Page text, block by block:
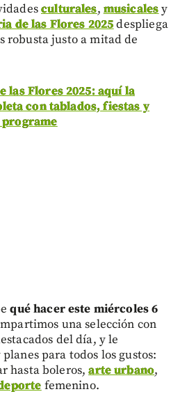
culturales, musicalesy
de las Flores 2025despliega
robusta justo a mitad de
las Flores 2025: aquí la
con tablados, fiestas y
programe
qué hacer este miércoles 6
una selección con
del día, y le
para todos los gustos:
hasta boleros,arte urbano,
femenino.